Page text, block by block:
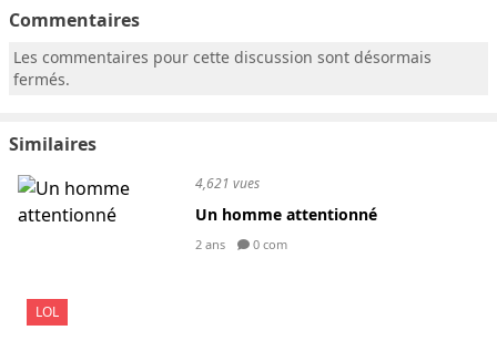
Commentaires
Les commentaires pour cette discussion sont désormais
fermés.
Similaires
LOL
4,621 vues
Un homme attentionné
2 ans 0 com